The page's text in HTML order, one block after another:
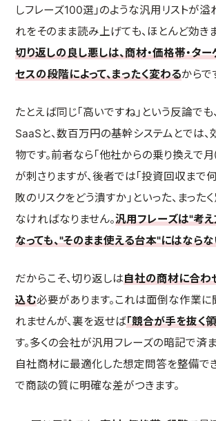
しフレーズ100選」のような汎用リストが溢
れをそのまま読み上げても、ほとんど効き
切り返しの良し悪しは、商材・価格帯・ター
セスの段階によって、まったく変わるからで
たとえば同じ「高いですね」という反論で
SaaSと、数百万円の基幹システムとでは、
物です。前者なら「他社からの乗り換えで
が刺さりますが、後者では「投資回収まで
敗のリスクをどう潰すか」といった、まった
なければなりません。汎用フレーズは"考
なっても、"そのまま使える台本"にはなら
だからこそ、切り返しは自社の商材に合わ
込む必要があります。これは面倒な作業に
れませんが、裏を返せば「競合が手を抜く
す。多くの会社が汎用フレーズの暗記で済
自社商材に最適化した想定問答を整備で
で商談の質に明確な差がつきます。